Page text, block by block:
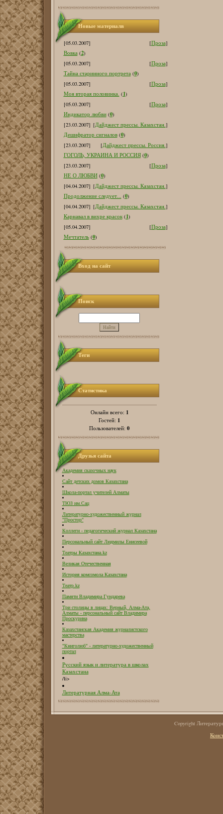
Новые материалв
[05.03.2007] [Проза]
Вовка (2)
[05.03.2007]
[Проза]
Тайна старинного портрета (0)
[05.03.2007]
[Проза]
Моя вторая половинка. (1)
[05.03.2007]
[Проза]
Индикатор любви (0)
[23.03.2007] [Дайджест прессы. Казахстан.]
Дешифратор сигналов (0)
[23.03.2007]
[Дайджест прессы. Россия.]
ГОГОЛЬ, УКРАИНА И РОССИЯ (0)
[23.03.2007]
[Проза]
НЕ О ЛЮБВИ (0)
[04.04.2007] [Дайджест прессы. Казахстан.]
Продолжение следует... (0)
[04.04.2007] [Дайджест прессы. Казахстан.]
Карнавал в вихре красок (1)
[05.04.2007]
[Проза]
Мечтатель (0)
Вход на сайт
Поиск
Теги
Статистика
Онлайн всего: 1
Гостей: 1
Пользователей: 0
Друзья сайта
Академия сказочных наук
Сайт детских домов Казахстана
Школа-портал учителей Алматы
ТЮЗ им.Сац
Литературно-художественный журнал
"Простор"
Коллеги - педагогический журнал Казахстана
Персональный сайт Людмилы Енисеевой
Театры Казахстана.kz
Великая Отечественная
История комсомола Казахстана
Театр.kz
Памяти Владимира Гундарева
Три столицы в лицах: Верный, Алма-Ата,
Алматы - персональный сайт Владимира
Проскурина
Казахстанская Академия журналистского
мастерства
"Книголюб" - литературно-художественный
портал
Русский язык и литература в школах
Казахстана
/li>
Литературная Алма-Ата
Copyright